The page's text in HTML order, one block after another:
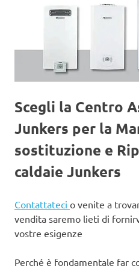
Scegli la Centro
Junkers per la
sostituzione e
caldaie Junkers
Contattateci o venite a
vendita saremo lieti di
vostre esigenze
Perché è fondamentale far